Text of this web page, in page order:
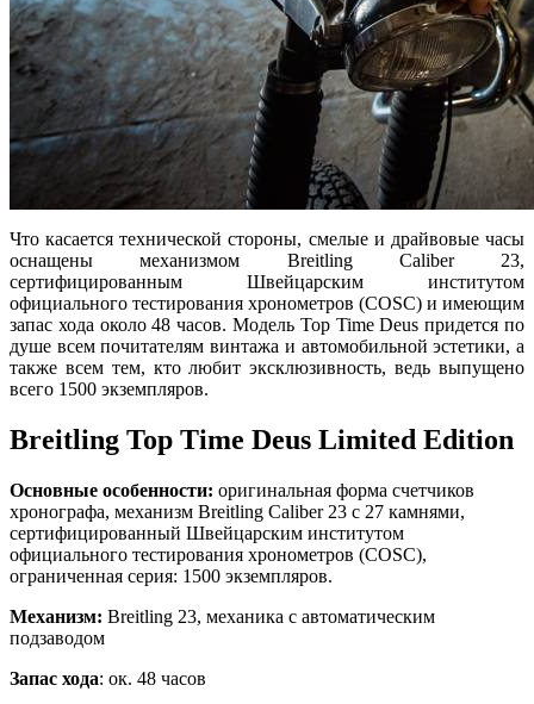
Что касается технической стороны, смелые и драйвовые часы
оснащены механизмом Breitling Caliber 23,
сертифицированным Швейцарским институтом
официального тестирования хронометров (COSC) и имеющим
запас хода около 48 часов. Модель Top Time Deus придется по
душе всем почитателям винтажа и автомобильной эстетики, а
также всем тем, кто любит эксклюзивность, ведь выпущено
всего 1500 экземпляров.
Breitling Top Time Deus Limited Edition
Основные особенности: оригинальная форма счетчиков
хронографа, механизм Breitling Caliber 23 c 27 камнями,
сертифицированный Швейцарским институтом
официального тестирования хронометров (COSC),
ограниченная серия: 1500 экземпляров.
Механизм: Breitling 23, механика с автоматическим
подзаводом
Запас хода: ок. 48 часов